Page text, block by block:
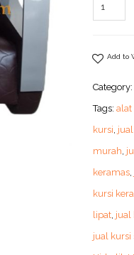
Add to
Category:
Tags: alat
kursi,
murah,
keramas,
kursi
lipat, jual
jual kursi